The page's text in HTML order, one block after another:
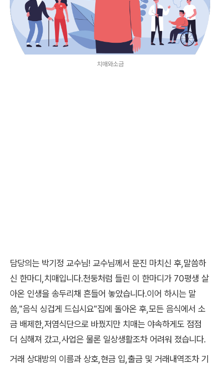
치매와소금
담당의는 박기정 교수님! 교수님께서 문진 마치신 후,말씀하
신 한마디,치매입니다.천둥처럼 들린 이 한마디가 70평생 살
아온 인생을 송두리채 흔들어 놓았습니다.이어 하시는 말
씀,"음식 싱겁게 드십시요"집에 돌아온 후,모든 음식에서 소
금 배제한,저염식단으로 바꿨지만 치매는 야속하게도 점점
더 심해져 갔고,사업은 물론 일상생활조차 어려워 졌습니다.
거래 상대방의 이름과 상호,현금 입,출금 및 거래내역조차 기